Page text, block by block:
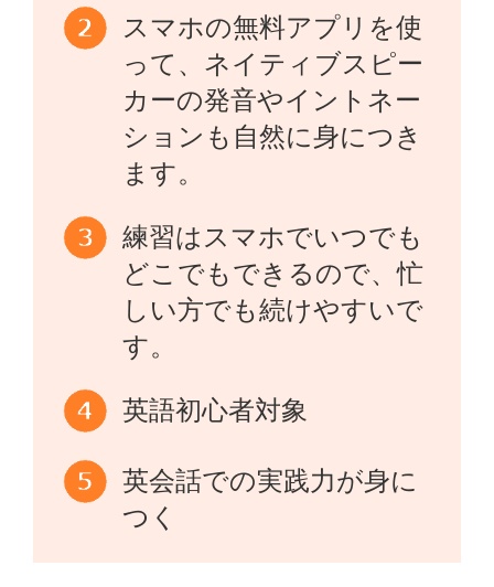
スマホの無料アプリを使
って、ネイティブスピー
カーの発音やイントネー
ションも自然に身につき
ます。
練習はスマホでいつでも
どこでもできるので、忙
しい方でも続けやすいで
す。
英語初心者対象
英会話での実践力が身に
つく